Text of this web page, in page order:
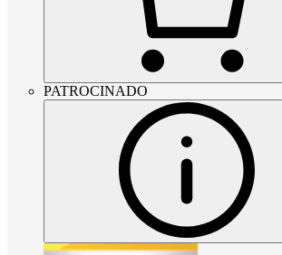
PATROCINADO